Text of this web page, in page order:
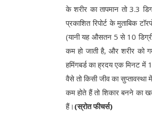
के शरीर का तापमान तो 3.3
प्रकाशित रिपोर्ट के मुताबिक
(यानी यह औसतन 5 से 10
कम हो जाती है, और शरीर को
हमिंगबर्ड का ह्रदय एक मिनट
वैसे तो किसी जीव का
कम होते हैं तो शिकार बनने का
हैं। (स्रोत फीचर्स)